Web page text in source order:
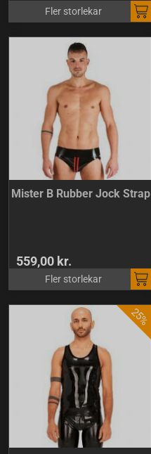
Fler storlekar
Mister B Rubber Jock Strap
559,00 kr.
Fler storlekar